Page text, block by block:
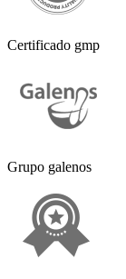
Certificado gmp
Grupo galenos